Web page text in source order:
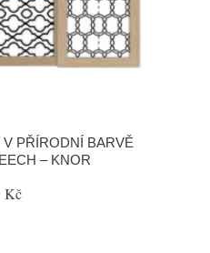
PŘÍRODNÍ BARVĚ
– KNOR
Kč